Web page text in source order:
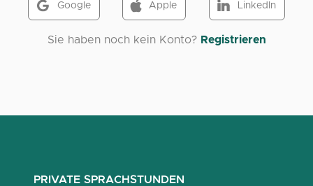
Google Apple LinkedIn
Sie haben noch kein Konto? Registrieren
PRIVATE SPRACHSTUNDEN